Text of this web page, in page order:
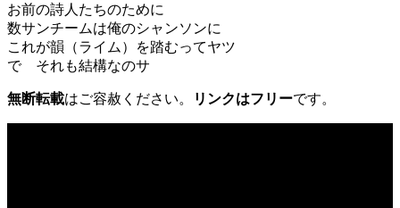
お前の詩人たちのために
数サンチームは俺のシャンソンに
これが韻（ライム）を踏むってヤツ
で それも結構なのサ
無断転載はご容赦ください。 リンクはフリーです。